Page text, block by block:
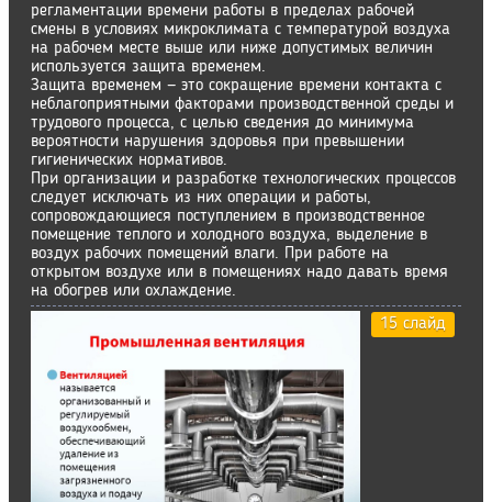
регламентации времени работы в пределах рабочей
смены в условиях микроклимата с температурой воздуха
на рабочем месте выше или ниже допустимых величин
используется защита временем.
Защита временем — это сокращение времени контакта с
неблагоприятными факторами производственной среды и
трудового процесса, с целью сведения до минимума
вероятности нарушения здоровья при превышении
гигиенических нормативов.
При организации и разработке технологических процессов
следует исключать из них операции и работы,
сопровождающиеся поступлением в производственное
помещение теплого и холодного воздуха, выделение в
воздух рабочих помещений влаги. При работе на
открытом воздухе или в помещениях надо давать время
на обогрев или охлаждение.
15 слайд